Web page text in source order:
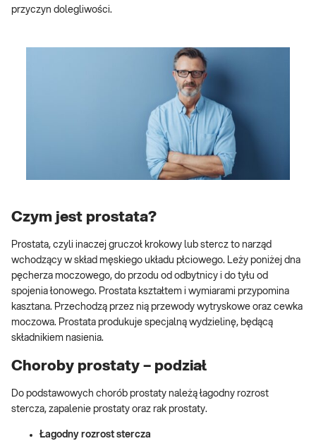
przyczyn dolegliwości.
Czym jest prostata?
Prostata, czyli inaczej gruczoł krokowy lub stercz to narząd
wchodzący w skład męskiego układu płciowego. Leży poniżej dna
pęcherza moczowego, do przodu od odbytnicy i do tyłu od
spojenia łonowego. Prostata kształtem i wymiarami przypomina
kasztana. Przechodzą przez nią przewody wytryskowe oraz cewka
moczowa. Prostata produkuje specjalną wydzielinę, będącą
składnikiem nasienia.
Choroby prostaty – podział
Do podstawowych chorób prostaty należą łagodny rozrost
stercza, zapalenie prostaty oraz rak prostaty.
Łagodny rozrost stercza